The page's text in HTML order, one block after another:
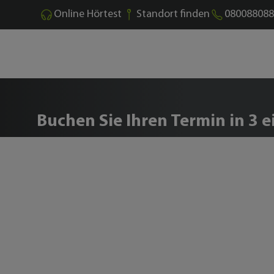
Online Hörtest Standort finden
Buchen Sie Ihren
Buchen Sie Ihren Termin in 3